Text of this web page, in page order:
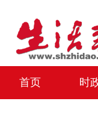
首页 时